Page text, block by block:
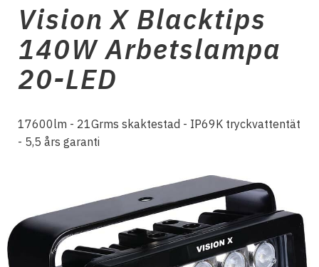
Vision X Blacktips
140W Arbetslampa
20-LED
17600lm - 21Grms skaktestad - IP69K tryckvattentät
- 5,5 års garanti